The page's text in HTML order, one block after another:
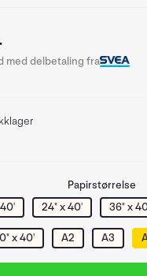
med delbetaling fra
Papirstørrelse
24" x 40' 36" x
x 40' A2 A3